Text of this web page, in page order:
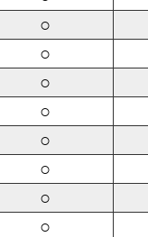
○
○
○
○
○
○
○
○